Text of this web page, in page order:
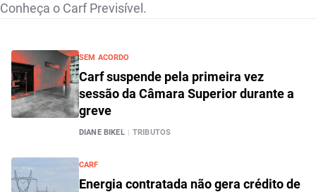
Conheça o Carf Previsível.
SEM ACORDO
Carf suspende pela primeira vez
sessão da Câmara Superior durante a
greve
DIANE BIKEL | TRIBUTOS
CARF
Energia contratada não gera crédito de